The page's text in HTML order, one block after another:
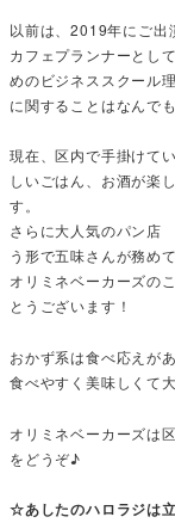
以前は、2019年にご出
カフェプランナーとし
めのビジネススクール
に関することはなんで
現在、区内で手掛けて
しいごはん、お酒が楽
す。
さらに大人気のパン店
う形で五味さんが務め
オリミネベーカーズの
とうございます！
おかず系は食べ応えが
食べやすく美味しくて
オリミネベーカーズは
をどうぞ♪
☆あしたのハロラジは